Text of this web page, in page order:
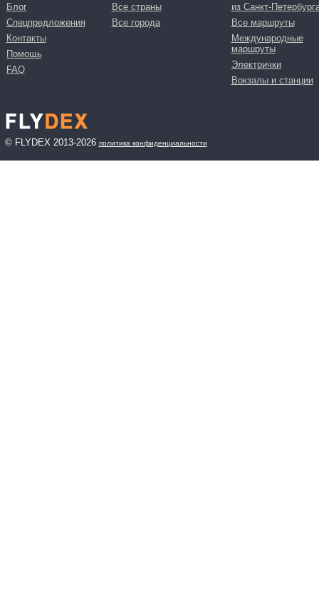
Блог
Спецпредложения
Контакты
Помощь
FAQ
Все страны
Все города
из Санкт-
Все маршруты
Международные
маршруты
Электрички
Вокзалы и станции
© FLYDEX 2013-2026 политика конфиденциальности